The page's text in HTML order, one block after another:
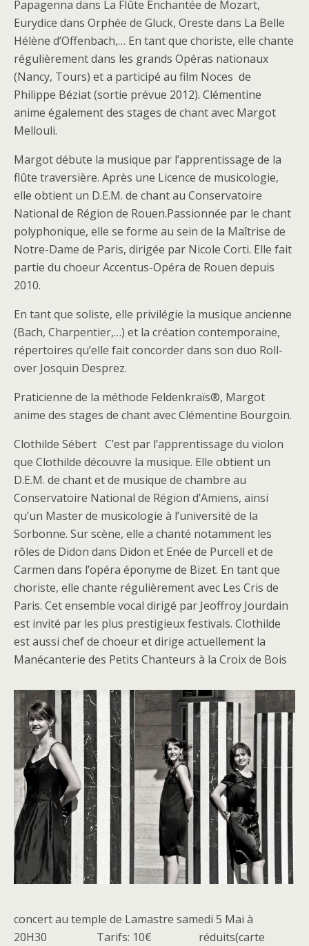
Papagenna dans La Flûte Enchantée de Mozart,
Eurydice dans Orphée de Gluck, Oreste dans La Belle
Hélène d’Offenbach,… En tant que choriste, elle chante
régulièrement dans les grands Opéras nationaux
(Nancy, Tours) et a participé au film Noces de
Philippe Béziat (sortie prévue 2012). Clémentine
anime également des stages de chant avec Margot
Mellouli.
Margot débute la musique par l’apprentissage de la
flûte traversière. Après une Licence de musicologie,
elle obtient un D.E.M. de chant au Conservatoire
National de Région de Rouen.Passionnée par le chant
polyphonique, elle se forme au sein de la Maîtrise de
Notre-Dame de Paris, dirigée par Nicole Corti. Elle fait
partie du choeur Accentus-Opéra de Rouen depuis
2010.
En tant que soliste, elle privilégie la musique ancienne
(Bach, Charpentier,…) et la création contemporaine,
répertoires qu’elle fait concorder dans son duo Roll-
over Josquin Desprez.
Praticienne de la méthode Feldenkraïs®, Margot
anime des stages de chant avec Clémentine Bourgoin.
Clothilde Sébert C’est par l’apprentissage du violon
que Clothilde découvre la musique. Elle obtient un
D.E.M. de chant et de musique de chambre au
Conservatoire National de Région d’Amiens, ainsi
qu’un Master de musicologie à l’université de la
Sorbonne. Sur scène, elle a chanté notamment les
rôles de Didon dans Didon et Enée de Purcell et de
Carmen dans l’opéra éponyme de Bizet. En tant que
choriste, elle chante régulièrement avec Les Cris de
Paris. Cet ensemble vocal dirigé par Jeoffroy Jourdain
est invité par les plus prestigieux festivals. Clothilde
est aussi chef de choeur et dirige actuellement la
Manécanterie des Petits Chanteurs à la Croix de Bois
concert au temple de Lamastre samedi 5 Mai à
20H30 Tarifs: 10€ réduits(carte